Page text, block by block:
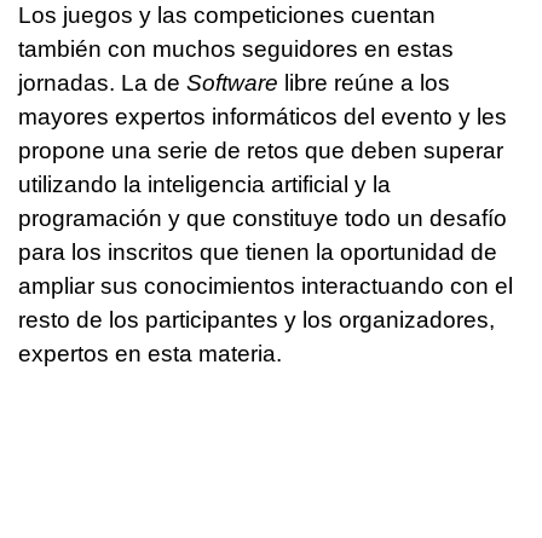
Los juegos y las competiciones cuentan
también con muchos seguidores en estas
jornadas. La de Software libre reúne a los
mayores expertos informáticos del evento y les
propone una serie de retos que deben superar
utilizando la inteligencia artificial y la
programación y que constituye todo un desafío
para los inscritos que tienen la oportunidad de
ampliar sus conocimientos interactuando con el
resto de los participantes y los organizadores,
expertos en esta materia.